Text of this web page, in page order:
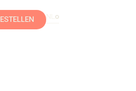
NL